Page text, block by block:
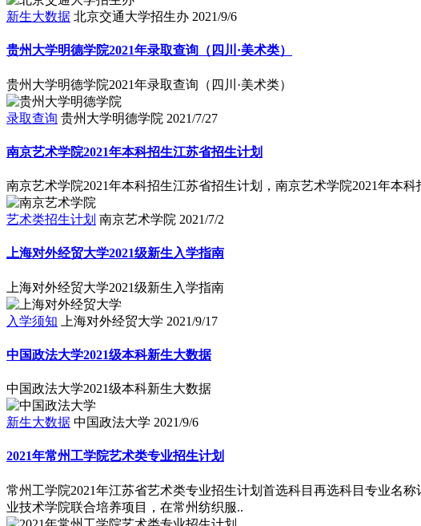
新生大数据 北京交通大学招生办 2021/9/6
贵州大学明德学院2021年录取查询（四川·美术类）
贵州大学明德学院2021年录取查询（四川·美术类）
录取查询 贵州大学明德学院 2021/7/27
南京艺术学院2021年本科招生江苏省招生计划
南京艺术学院2021年本科招生江苏省招生计划，南京艺术学院2021年本科
艺术类招生计划 南京艺术学院 2021/7/2
上海对外经贸大学2021级新生入学指南
上海对外经贸大学2021级新生入学指南
入学须知 上海对外经贸大学 2021/9/17
中国政法大学2021级本科新生大数据
中国政法大学2021级本科新生大数据
新生大数据 中国政法大学 2021/9/6
2021年常州工学院艺术类专业招生计划
常州工学院2021年江苏省艺术类专业招生计划首选科目再选科目专业名
业技术学院联合培养项目，在常州纺织服..